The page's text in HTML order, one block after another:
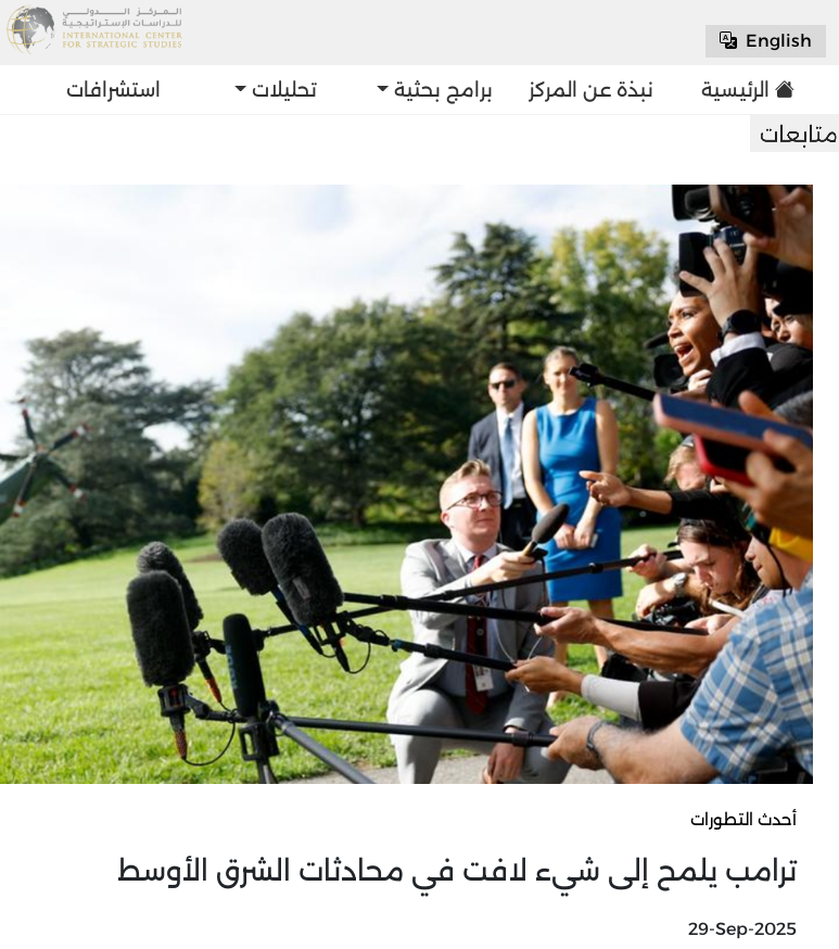
English
الرئيسية نبذة عن المركز برامج بحثية تحليلات استشرافات
أحدث التطورات
ترامب يلمح إلى شيء لافت في محادثات الشرق الأوسط
29-Sep-2025